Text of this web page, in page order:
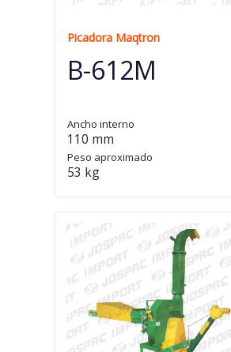
Picadora Maqtron
B-612M
Ancho interno
110 mm
Peso aproximado
53 kg